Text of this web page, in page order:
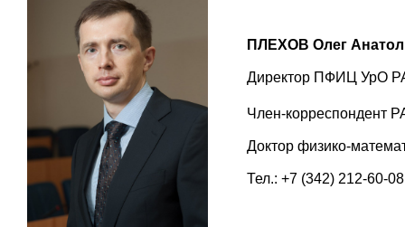
ПЛЕХОВ Олег
Директор ПФИЦ УрО
Член-корреспондент
Доктор физико-
Тел.: +7 (342) 212-60-08